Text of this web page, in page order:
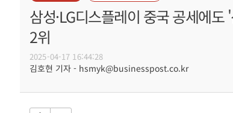
삼성·LG디스플레이 중국 공세에
2위
2025-04-17 16:44:28
김호현 기자 - hsmyk@businesspost.co.kr